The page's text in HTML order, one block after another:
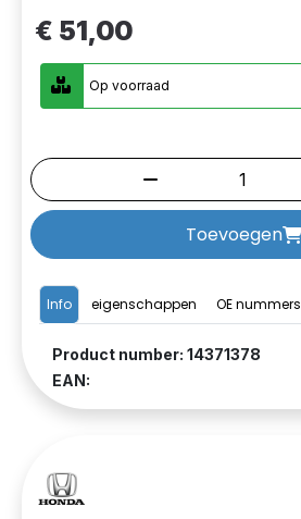
Info eigenschappen OE nummers
Product number: 14371378
EAN:
€ 51,00
Op voorraad
Toevoegen